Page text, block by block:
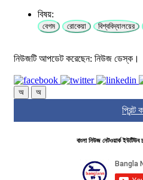
বিষয়:
বেগম রোকেয়া বিশ্ববিদ্যালয়ের
নিউজটি আপডেট করেছেন: নিউজ ডেস্ক।
অ অ
প্রিন্ট
বাংলা নিউজ নেটওয়ার্ক ইউটিউব